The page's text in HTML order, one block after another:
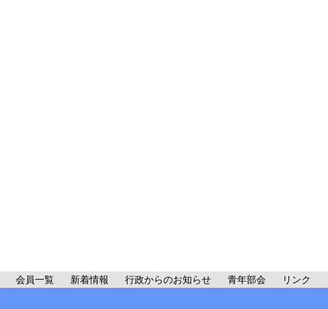
会員一覧 新着情報 行政からのお知らせ 青年部会 リンク